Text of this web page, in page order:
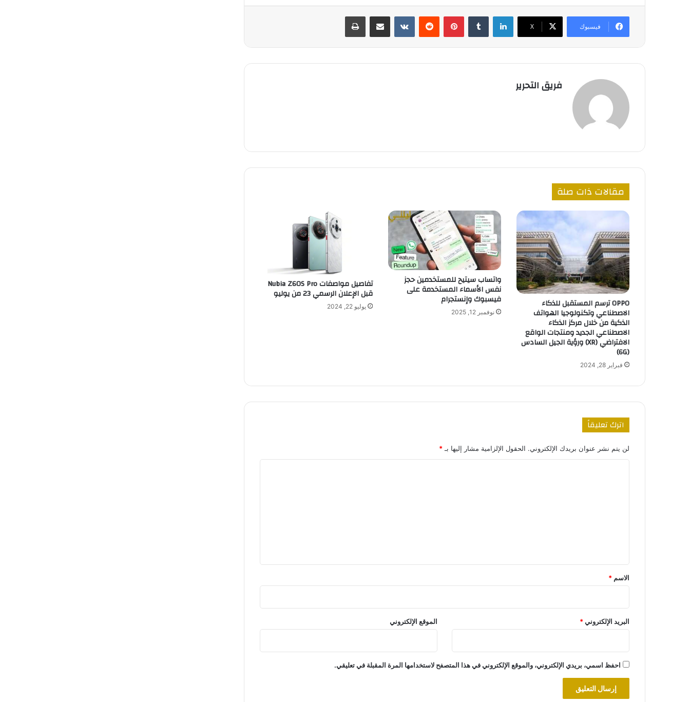
فيسبوك ‫X
لينكدإن بينتيريست مشاركة عبر البريد طباعة
فريق التحرير
مقالات ذات صلة
OPPO ترسم المستقبل للذكاء
الاصطناعي وتكنولوجيا الهواتف
الذكية من خلال مركز الذكاء
الاصطناعي الجديد ومنتجات الواقع
الافتراضي (XR) ورؤية الجيل السادس
(6G)
فبراير 28, 2024
واتساب سيتيح للمستخدمين حجز
نفس الأسماء المستخدمة على
فيسبوك وإنستجرام
نوفمبر 12, 2025
تفاصيل مواصفات Nubia Z60S Pro
قبل الإعلان الرسمي 23 من يوليو
يوليو 22, 2024
اترك تعليقاً
لن يتم نشر عنوان بريدك الإلكتروني. الحقول الإلزامية مشار إليها بـ *
*
الاسم *
البريد الإلكتروني* الموقع الإلكتروني
احفظ اسمي، بريدي الإلكتروني، والموقع الإلكتروني في هذا المتصفح لاستخدامها المرة المقبلة في تعليقي.